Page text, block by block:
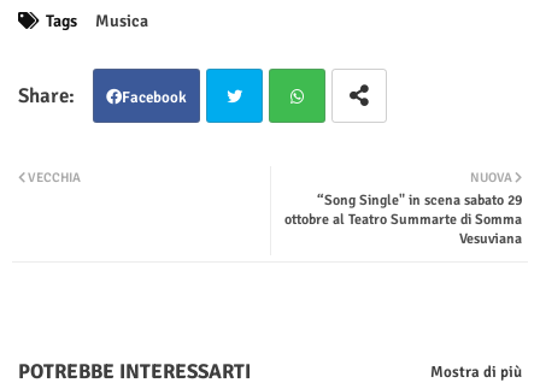
Tags Musica
Facebook
NUOVA
“Song Single" in scena sabato 29
ottobre al Teatro Summarte di Somma
Vesuviana
VECCHIA
POTREBBE INTERESSARTI Mostra di più